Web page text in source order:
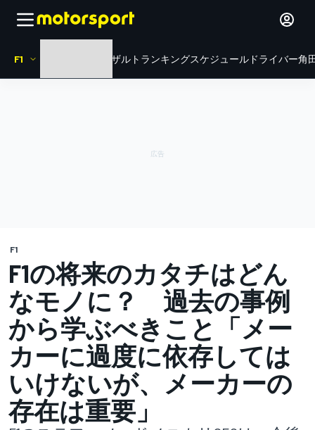
F1 リザルト ランキングスケジュール ドライバー角
F1
F1の将来のカタチはどん
なモノに？ 過去の事例
から学ぶべきこと「メー
カーに過度に依存しては
いけないが、メーカーの
存在は重要」